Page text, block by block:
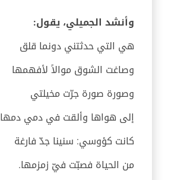
وأنشد الجميلي، يقول:
هي التي حدثتني دونما قلق
وصاغت الشوق موالاً لأفهمها
وصورة صورة جرّت مخيلتي
إلى هواها وألقت في دمي دمها
كانت كؤوسي: سنينا جدّ فارغة
من الحياة فصبّت فيّ زمزمها.